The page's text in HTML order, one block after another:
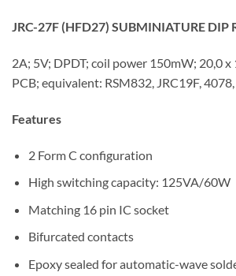
JRC-27F (HFD27) SUBMINIATURE DIP
2A; 5V; DPDT; coil power 150mW; 20,0 x
PCB; equivalent: RSM832, JRC19F,
Features
2 Form C configuration
High switching capacity: 125VA/60W
Matching 16 pin IC socket
Bifurcated contacts
Epoxy sealed for automatic-wave